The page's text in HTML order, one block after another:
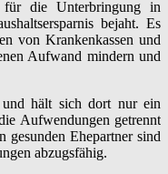
für die Unterbringung in
bejaht. Es
von Krankenkassen und
Aufwand mindern und
und hält sich dort nur ein
Aufwendungen getrennt
Ehepartner sind
abzugsfähig.